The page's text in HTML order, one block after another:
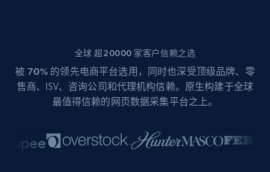
全球 超20000 家客户信赖之选
被 70% 的领先电商平台选用，同时也深受顶级品牌、零
售商、ISV、咨询公司和代理机构信赖。原生构建于全球
最值得信赖的网页数据采集平台之上。